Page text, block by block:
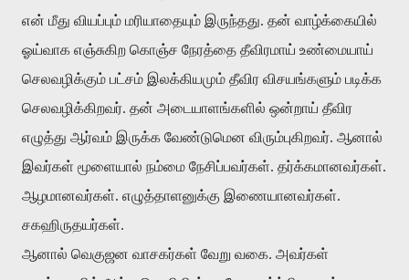
என் மீது வியப்பும் மரியாதையும் இருந்தது. தன் வாழ்க்கையில்
ஓய்வாக எஞ்சுகிற கொஞ்ச நேரத்தை தீவிரமாய் உண்மையாய்
செலவழிக்கும் பட்சம் இலக்கியமும் தீவிர விசயங்களும் படிக்க
செலவழிக்கிறவர். தன் அடையாளங்களில் ஒன்றாய் தீவிர
எழுத்து ஆர்வம் இருக்க வேண்டுமென விரும்புகிறவர். ஆனால்
இவர்கள் மூளையால் நம்மை நேசிப்பவர்கள். தர்க்கமானவர்கள்.
ஆழமானவர்கள். எழுத்தாளனுக்கு இணையானவர்கள்.
சகஹிருதயர்கள்.
ஆனால் வெகுஜன வாசகர்கள் வேறு வகை. அவர்கள்